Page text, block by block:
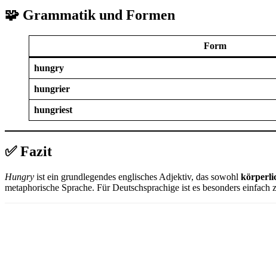
🧩 Grammatik und Formen
Form
hungry
hungrier
hungriest
✅ Fazit
Hungry ist ein grundlegendes englisches Adjektiv, das sowohl
metaphorische Sprache. Für Deutschsprachige ist es besonders einfach